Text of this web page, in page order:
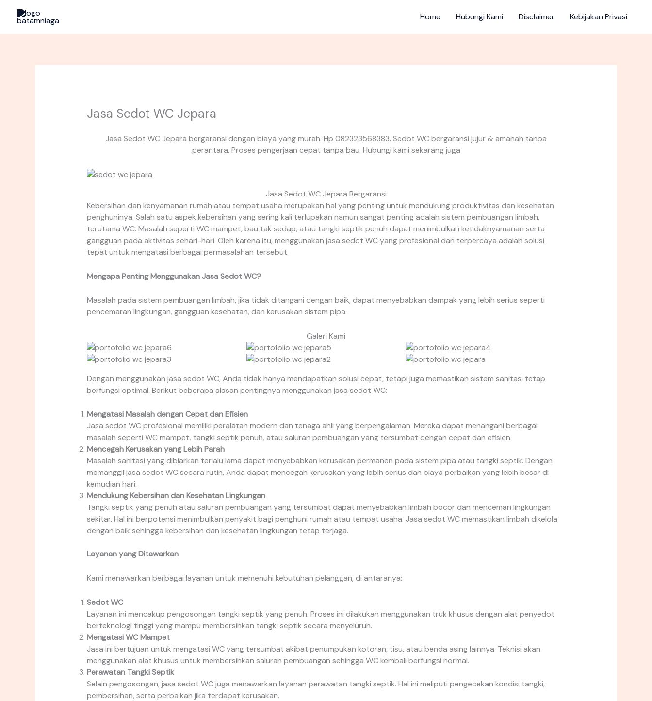
Home Hubungi Kami Disclaimer Kebijakan Privasi
Jasa Sedot WC Jepara
Jasa Sedot WC Jepara bergaransi dengan biaya yang murah. Hp 082323568383. Sedot WC bergaransi jujur & amanah tanpa
perantara. Proses pengerjaan cepat tanpa bau. Hubungi kami sekarang juga
Jasa Sedot WC Jepara Bergaransi
Kebersihan dan kenyamanan rumah atau tempat usaha merupakan hal yang penting untuk mendukung produktivitas dan kesehatan
penghuninya. Salah satu aspek kebersihan yang sering kali terlupakan namun sangat penting adalah sistem pembuangan limbah,
terutama WC. Masalah seperti WC mampet, bau tak sedap, atau tangki septik penuh dapat menimbulkan ketidaknyamanan serta
gangguan pada aktivitas sehari-hari. Oleh karena itu, menggunakan jasa sedot WC yang profesional dan terpercaya adalah solusi
tepat untuk mengatasi berbagai permasalahan tersebut.
Mengapa Penting Menggunakan Jasa Sedot WC?
Masalah pada sistem pembuangan limbah, jika tidak ditangani dengan baik, dapat menyebabkan dampak yang lebih serius seperti
pencemaran lingkungan, gangguan kesehatan, dan kerusakan sistem pipa.
Galeri Kami
Dengan menggunakan jasa sedot WC, Anda tidak hanya mendapatkan solusi cepat, tetapi juga memastikan sistem sanitasi tetap
berfungsi optimal. Berikut beberapa alasan pentingnya menggunakan jasa sedot WC:
Mengatasi Masalah dengan Cepat dan Efisien
Jasa sedot WC profesional memiliki peralatan modern dan tenaga ahli yang berpengalaman. Mereka dapat menangani berbagai
masalah seperti WC mampet, tangki septik penuh, atau saluran pembuangan yang tersumbat dengan cepat dan efisien.
Mencegah Kerusakan yang Lebih Parah
Masalah sanitasi yang dibiarkan terlalu lama dapat menyebabkan kerusakan permanen pada sistem pipa atau tangki septik. Dengan
memanggil jasa sedot WC secara rutin, Anda dapat mencegah kerusakan yang lebih serius dan biaya perbaikan yang lebih besar di
kemudian hari.
Mendukung Kebersihan dan Kesehatan Lingkungan
Tangki septik yang penuh atau saluran pembuangan yang tersumbat dapat menyebabkan limbah bocor dan mencemari lingkungan
sekitar. Hal ini berpotensi menimbulkan penyakit bagi penghuni rumah atau tempat usaha. Jasa sedot WC memastikan limbah dikelola
dengan baik sehingga kebersihan dan kesehatan lingkungan tetap terjaga.
Layanan yang Ditawarkan
Kami menawarkan berbagai layanan untuk memenuhi kebutuhan pelanggan, di antaranya:
Sedot WC
Layanan ini mencakup pengosongan tangki septik yang penuh. Proses ini dilakukan menggunakan truk khusus dengan alat penyedot
berteknologi tinggi yang mampu membersihkan tangki septik secara menyeluruh.
Mengatasi WC Mampet
Jasa ini bertujuan untuk mengatasi WC yang tersumbat akibat penumpukan kotoran, tisu, atau benda asing lainnya. Teknisi akan
menggunakan alat khusus untuk membersihkan saluran pembuangan sehingga WC kembali berfungsi normal.
Perawatan Tangki Septik
Selain pengosongan, jasa sedot WC juga menawarkan layanan perawatan tangki septik. Hal ini meliputi pengecekan kondisi tangki,
pembersihan, serta perbaikan jika terdapat kerusakan.